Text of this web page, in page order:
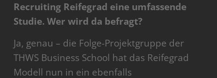
Recruiting Reifegrad eine umfassende
Studie. Wer wird da befragt?
Ja, genau – die Folge-Projektgruppe der
THWS Business School hat das Reifegrad
Modell nun in ein ebenfalls